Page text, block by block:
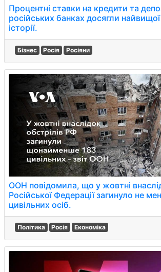
Процентні ставки на кредити та
російських банках досягли
історії.
Бізнес Росія Росіяни
ООН повідомила, що у жовтні
Російської Федерації загинуло не
цивільних осіб.
Політика Росія Економіка